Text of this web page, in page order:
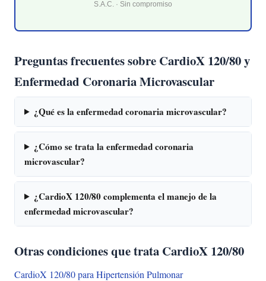
S.A.C. · Sin compromiso
Preguntas frecuentes sobre CardioX 120/80 y
Enfermedad Coronaria Microvascular
¿Qué es la enfermedad coronaria microvascular?
¿Cómo se trata la enfermedad coronaria
microvascular?
¿CardioX 120/80 complementa el manejo de la
enfermedad microvascular?
Otras condiciones que trata CardioX 120/80
CardioX 120/80 para Hipertensión Pulmonar